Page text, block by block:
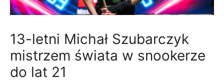
13-letni Michał Szubarczyk
mistrzem świata w snookerze
do lat 21